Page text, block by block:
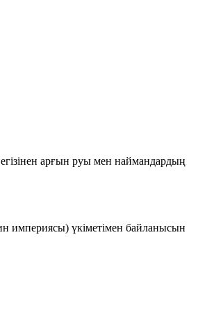
арғын руы мен наймандардың
империясы) үкіметімен байланысын